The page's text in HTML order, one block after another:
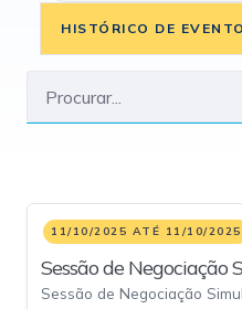
HISTÓRICO DE
11/10/2025 ATÉ 11/10/2025
Sessão de Negociação
System - 11/out
Sessão de Negociação